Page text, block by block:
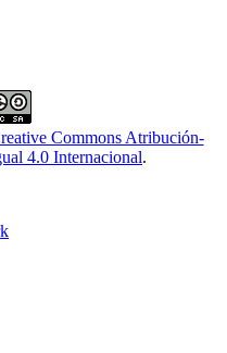
Commons Atribución-
4.0 Internacional.